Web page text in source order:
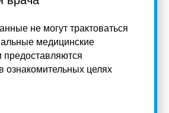
не могут трактоваться
медицинские
предоставляются
ознакомительных целях